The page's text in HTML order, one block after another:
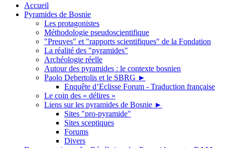
Accueil
Pyramides de Bosnie
Les protagonistes
Méthodologie pseudoscientifique
"Preuves" et "rapports scientifiques" de la Fondation
La réalité des "pyramides"
Archéologie réelle
Autour des pyramides : le contexte bosnien
Paolo Debertolis et le SBRG ►
Enquête d’Eclisse Forum - Traduction française
Le coin des « délires »
Liens sur les pyramides de Bosnie ►
Sites "pro-pyramide"
Sites sceptiques
Forums
Divers